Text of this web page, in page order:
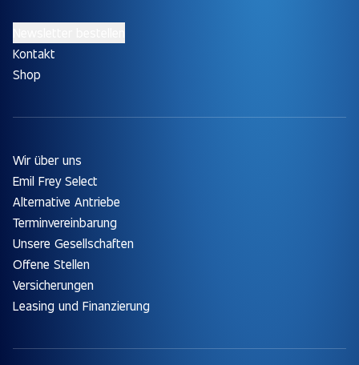
Kontakt
Shop
Wir über uns
Emil Frey Select
Alternative Antriebe
Terminvereinbarung
Unsere Gesellschaften
Offene Stellen
Versicherungen
Leasing und Finanzierung